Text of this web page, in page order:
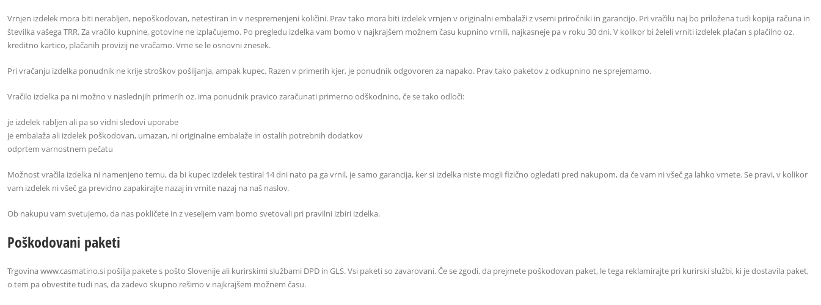
Vrnjen izdelek mora biti nerabljen, nepoškodovan, netestiran in v nespremenjeni količini. Prav tako mora biti izdelek vrnjen v originalni embalaži z vsemi priročniki in garancijo. Pri vračilu naj bo priložena tudi kopija računa in
številka vašega TRR. Za vračilo kupnine, gotovine ne izplačujemo. Po pregledu izdelka vam bomo v najkrajšem možnem času kupnino vrnili, najkasneje pa v roku 30 dni. V kolikor bi želeli vrniti izdelek plačan s plačilno oz.
kreditno kartico, plačanih provizij ne vračamo. Vrne se le osnovni znesek.
Pri vračanju izdelka ponudnik ne krije stroškov pošiljanja, ampak kupec. Razen v primerih kjer, je ponudnik odgovoren za napako. Prav tako paketov z odkupnino ne sprejemamo.
Vračilo izdelka pa ni možno v naslednjih primerih oz. ima ponudnik pravico zaračunati primerno odškodnino, če se tako odloči:
je izdelek rabljen ali pa so vidni sledovi uporabe
je embalaža ali izdelek poškodovan, umazan, ni originalne embalaže in ostalih potrebnih dodatkov
odprtem varnostnem pečatu
Možnost vračila izdelka ni namenjeno temu, da bi kupec izdelek testiral 14 dni nato pa ga vrnil, je samo garancija, ker si izdelka niste mogli fizično ogledati pred nakupom, da če vam ni všeč ga lahko vrnete. Se pravi, v kolikor
vam izdelek ni všeč ga previdno zapakirajte nazaj in vrnite nazaj na naš naslov.
Ob nakupu vam svetujemo, da nas pokličete in z veseljem vam bomo svetovali pri pravilni izbiri izdelka.
Poškodovani paketi
Trgovina www.casmatino.si pošilja pakete s pošto Slovenije ali kurirskimi službami DPD in GLS. Vsi paketi so zavarovani. Če se zgodi, da prejmete poškodovan paket, le tega reklamirajte pri kurirski službi, ki je dostavila paket,
o tem pa obvestite tudi nas, da zadevo skupno rešimo v najkrajšem možnem času.